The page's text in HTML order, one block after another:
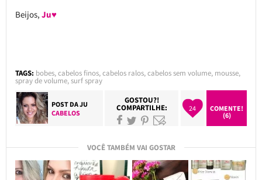
Beijos, Ju♥
TAGS: bobes,cabelos finos,cabelos ralos,cabelos sem volume, mousse,
spray de volume,surf spray
POST DAJU
CABELOS
GOSTOU?!
COMPARTILHE: 24
COMENTE!
(6)
VOCÊ TAMBÉM VAI GOSTAR